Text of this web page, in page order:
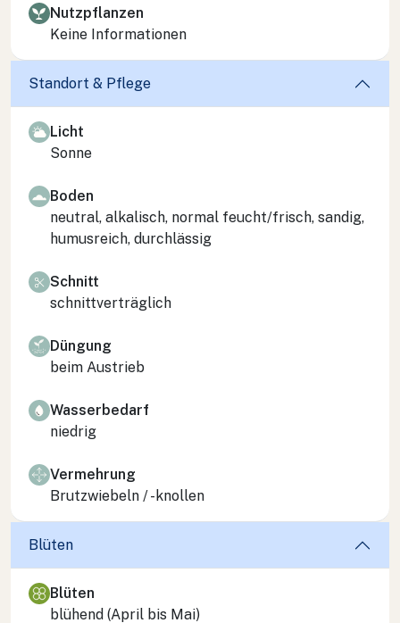
Nutzpflanzen
Keine Informationen
Standort & Pflege
Licht
Sonne
Boden
neutral, alkalisch, normal feucht/frisch, sandig,
humusreich, durchlässig
Schnitt
schnittverträglich
Düngung
beim Austrieb
Wasserbedarf
niedrig
Vermehrung
Brutzwiebeln / -knollen
Blüten
Blüten
blühend (April bis Mai)